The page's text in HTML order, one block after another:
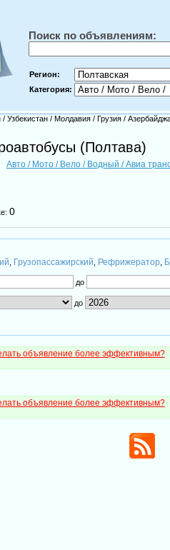
Поиск по объявлениям:
Регион:
Категория:
/ Узбекистан / Молдавия / Грузия /
(Полтава)
Авто / Мото / Вело / Водный / Авиа
0
Грузопассажирский Рефрижератор,
до
до
объявление более эффективным?
объявление более эффективным?